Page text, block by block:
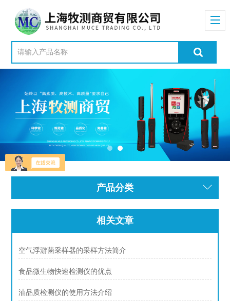
产品分类
相关文章
空气浮游菌采样器的采样方法简介
食品微生物快速检测仪的优点
油品质检测仪的使用方法介绍